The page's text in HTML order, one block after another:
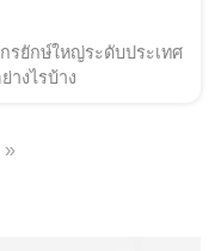
รยักษ์ใหญ่ระดับประเทศ
างไรบ้าง
»